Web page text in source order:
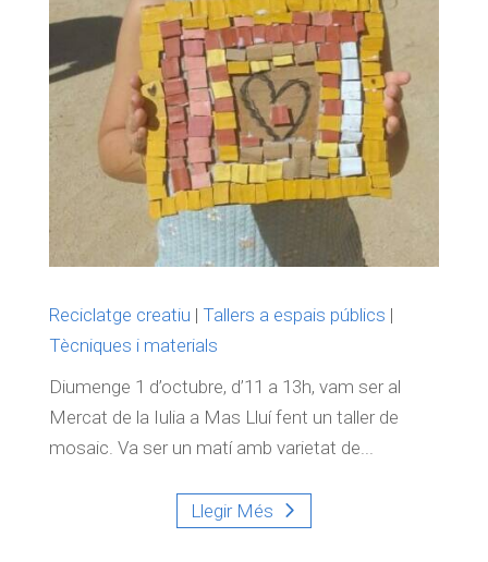
Reciclatge creatiu | Tallers a espais públics |
Tècniques i materials
Diumenge 1 d’octubre, d’11 a 13h, vam ser al
Mercat de la Iulia a Mas Lluí fent un taller de
mosaic. Va ser un matí amb varietat de...
Llegir Més